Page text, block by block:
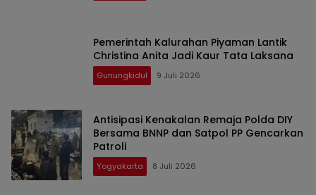
Pemerintah Kalurahan Piyaman Lantik
Christina Anita Jadi Kaur Tata Laksana
Gunungkidul 9 Juli 2026
Antisipasi Kenakalan Remaja Polda DIY
Bersama BNNP dan Satpol PP Gencarkan
Patroli
Yogyakarta 8 Juli 2026